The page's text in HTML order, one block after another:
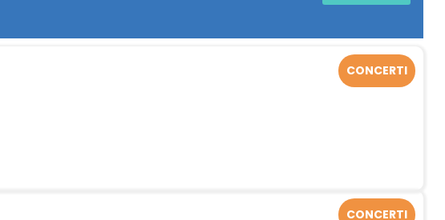
CONCERTI
CONCERTI